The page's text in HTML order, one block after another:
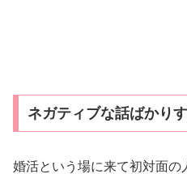
ネガティブな話ばかり
婚活という場に来て初対面の